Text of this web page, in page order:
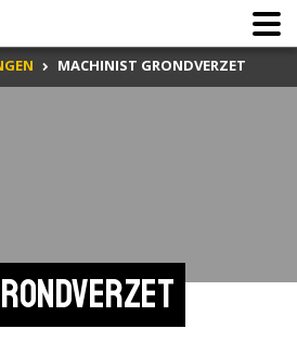
MACHINIST GRONDVERZET